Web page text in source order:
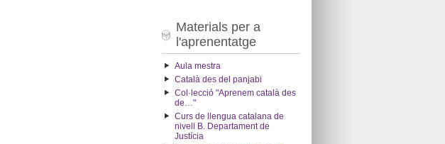
Materials per a
l'aprenentatge
Aula mestra
Català des del panjabi
Col·lecció "Aprenem català des
de…"
Curs de llengua catalana de
nivell B. Departament de
Justícia